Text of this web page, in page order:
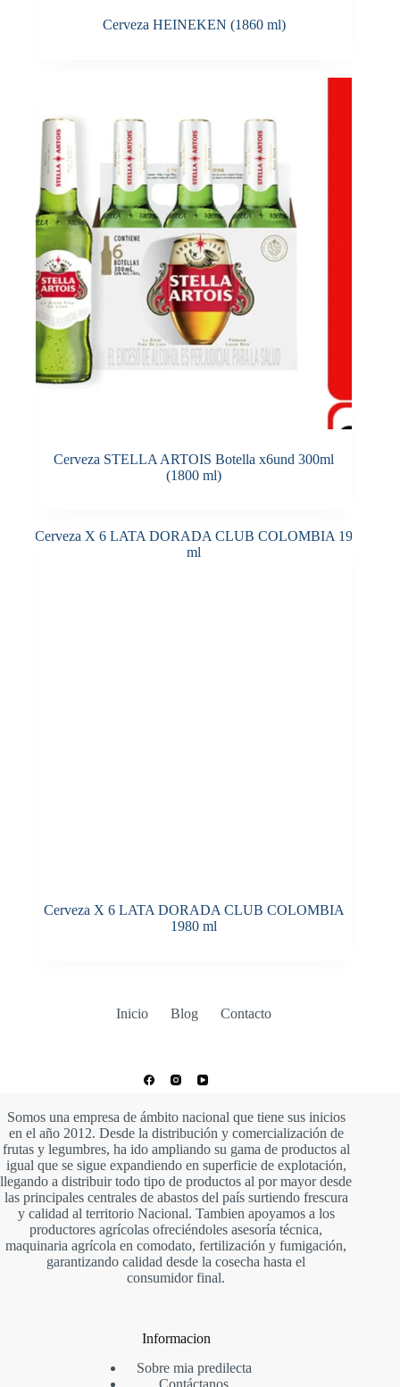
Cerveza HEINEKEN (1860 ml)
Cerveza STELLA ARTOIS Botella x6und 300ml
(1800 ml)
Cerveza X 6 LATA DORADA CLUB COLOMBIA
1980 ml
Inicio Blog Contacto
Somos una empresa de ámbito nacional que tiene sus inicios
en el año 2012. Desde la distribución y comercialización de
frutas y legumbres, ha ido ampliando su gama de productos al
igual que se sigue expandiendo en superficie de explotación,
llegando a distribuir todo tipo de productos al por mayor desde
las principales centrales de abastos del país surtiendo frescura
y calidad al territorio Nacional. Tambien apoyamos a los
productores agrícolas ofreciéndoles asesoría técnica,
maquinaria agrícola en comodato, fertilización y fumigación,
garantizando calidad desde la cosecha hasta el
consumidor final.
Informacion
Sobre mia predilecta